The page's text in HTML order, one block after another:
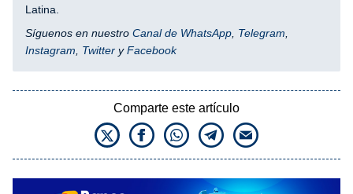
Latina.
Síguenos en nuestro Canal de WhatsApp Telegram
Instagram
Twitter yFacebook
Comparte este artículo